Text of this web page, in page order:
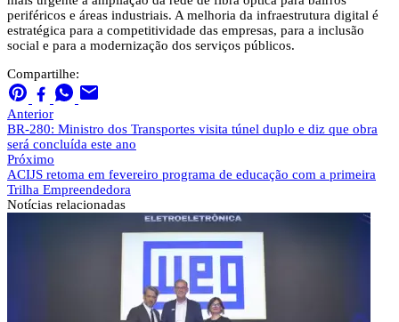
periféricos e áreas industriais. A melhoria da infraestrutura digital é
estratégica para a competitividade das empresas, para a inclusão
social e para a modernização dos serviços públicos.
Compartilhe:
Anterior
BR-280: Ministro dos Transportes visita túnel duplo e diz que obra
será concluída este ano
Próximo
ACIJS retoma em fevereiro programa de educação com a primeira
Trilha Empreendedora
Notícias relacionadas